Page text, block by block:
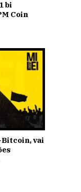
bi
Coin
vai